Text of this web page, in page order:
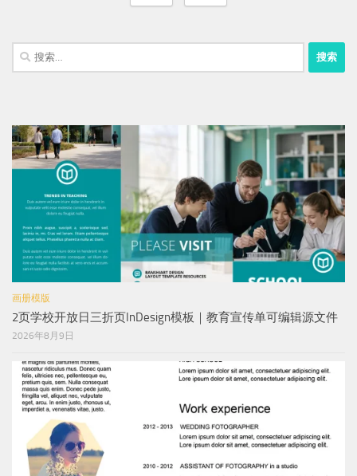
搜
索：
画册模版
2页学校开放日三折页InDesign模板｜教育宣传单可编辑源文件
2026年8月9日